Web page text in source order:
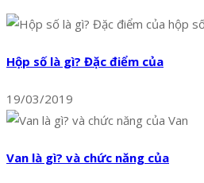
Hộp số là gì? Đặc điểm của
19/03/2019
Van là gì? và chức năng của